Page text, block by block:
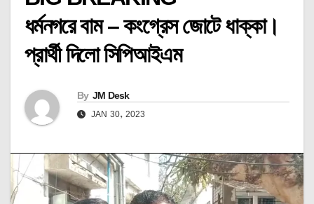
ধর্মনগরে বাম – কংগ্রেস জোটে ধাক্কা।
প্রার্থী দিলো সিপিআইএম
By JM Desk
JAN 30, 2023